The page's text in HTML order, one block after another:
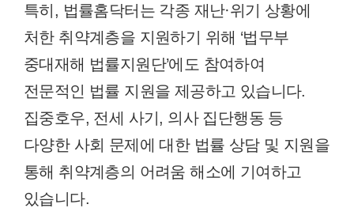
특히, 법률홈닥터는 각종 재난·위기 상황에
처한 취약계층을 지원하기 위해 ‘법무부
중대재해 법률지원단’에도 참여하여
전문적인 법률 지원을 제공하고 있습니다.
집중호우, 전세 사기, 의사 집단행동 등
다양한 사회 문제에 대한 법률 상담 및 지원을
통해 취약계층의 어려움 해소에 기여하고
있습니다.